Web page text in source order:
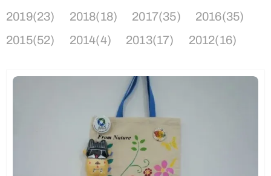
2019(23)
2018(18) 2017(35)
2016(35)
2015(52)
2014(4) 2013(17) 2012(16)